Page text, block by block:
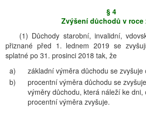
§ 4
Zvýšení důchodů v roce
(1) Důchody starobní, invalidní,
přiznané před 1. lednem 2019 se
splatné po 31. prosinci 2018 tak, že
a)
základní výměra důchodu se zvyšuje
b)
procentní výměra důchodu se
výměry důchodu, která náleží ke dni,
procentní výměra zvyšuje.